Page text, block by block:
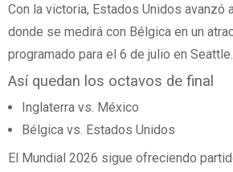
Con la victoria, Estados Unidos avanzó
donde se medirá con Bélgica en un
programado para el 6 de julio en Seattle.
Así quedan los octavos de final
Inglaterra vs. México
Bélgica vs. Estados Unidos
El Mundial 2026 sigue ofreciendo